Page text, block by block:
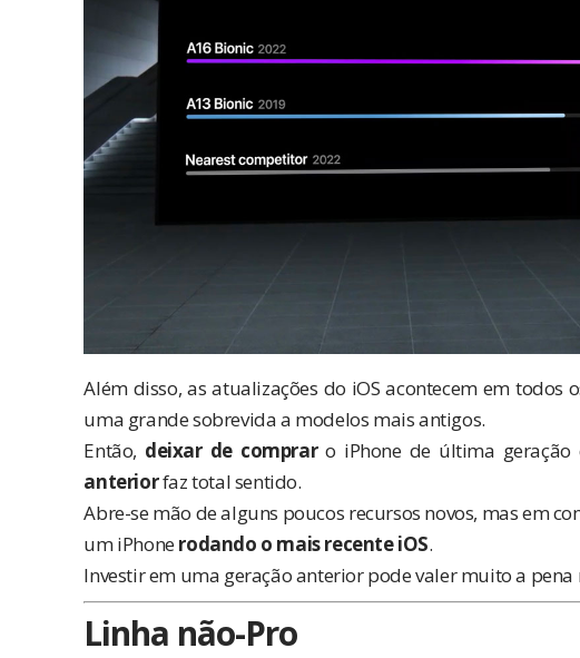
Além disso, as atualizações do iOS acontecem em
uma grande sobrevida a modelos mais antigos.
Então, deixar de compraro iPhone de última geração
anteriorfaz total sentido.
Abre-se mão de alguns poucos recursos novos, mas em
um iPhone rodando o mais recente iOS.
Investir em uma geração anterior pode valer muito a
Linha não-Pro